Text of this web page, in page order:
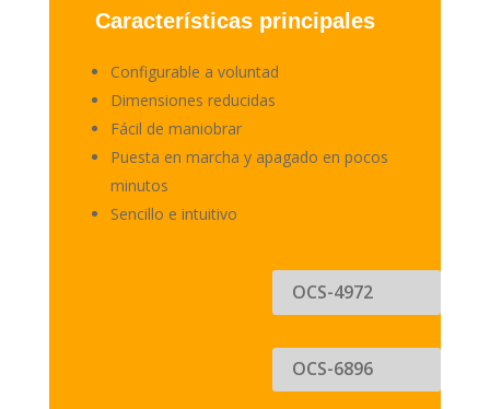
Características principales
Configurable a voluntad
Dimensiones reducidas
Fácil de maniobrar
Puesta en marcha y apagado en pocos
minutos
Sencillo e intuitivo
OCS-4972
OCS-6896